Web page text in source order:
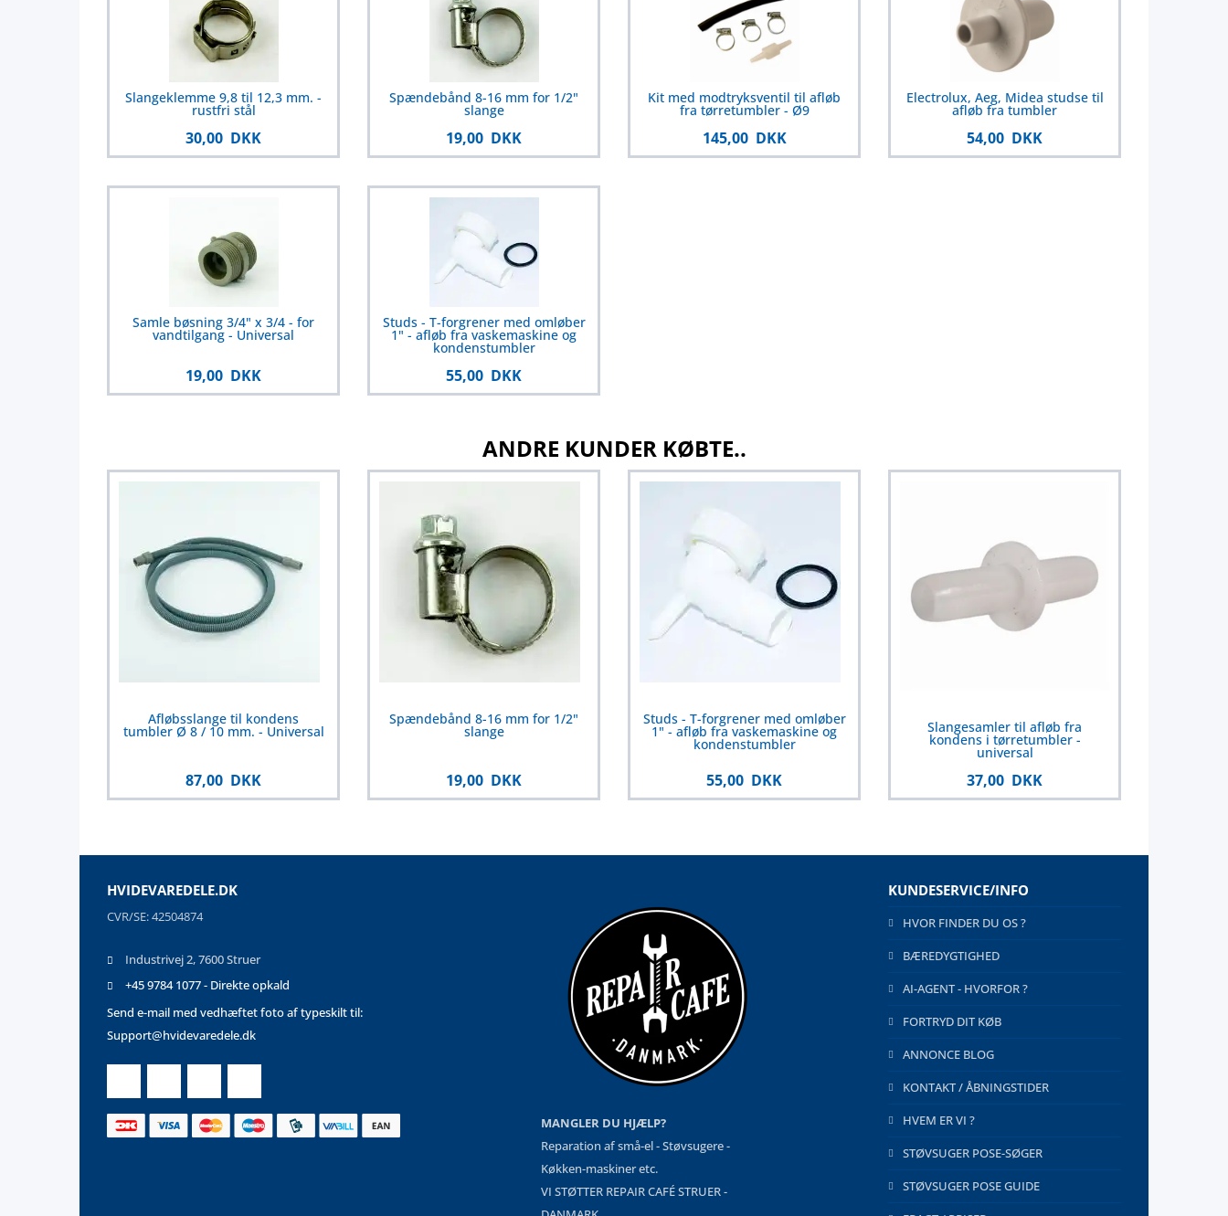
Slangeklemme 9,8 til 12,3 mm. -
rustfri stål
30,00 DKK
Spændebånd 8-16 mm for 1/2"
slange
19,00 DKK
Kit med modtryksventil til afløb
fra tørretumbler - Ø9
145,00 DKK
Electrolux, Aeg, Midea studse til
afløb fra tumbler
54,00 DKK
Samle bøsning 3/4" x 3/4 - for
vandtilgang - Universal
19,00 DKK
Studs - T-forgrener med omløber
1" - afløb fra vaskemaskine og
kondenstumbler
55,00 DKK
ANDRE KUNDER KØBTE..
Afløbsslange til kondens
tumbler Ø 8 / 10 mm. - Universal
87,00 DKK
Spændebånd 8-16 mm for 1/2"
slange
19,00 DKK
Studs - T-forgrener med omløber
1" - afløb fra vaskemaskine og
kondenstumbler
55,00 DKK
Slangesamler til afløb fra
kondens i tørretumbler -
universal
37,00 DKK
HVIDEVAREDELE.DK
CVR/SE: 42504874
Industrivej 2, 7600 Struer
+45 9784 1077 - Direkte opkald
Send e-mail med vedhæftet foto af typeskilt til:
Support@hvidevaredele.dk
MANGLER DU HJÆLP?
Reparation af små-el - Støvsugere -
Køkken-maskiner etc.
VI STØTTER REPAIR CAFÉ STRUER -
KUNDESERVICE/INFO
HVOR FINDER DU OS ?
BÆREDYGTIGHED
AI-AGENT - HVORFOR ?
FORTRYD DIT KØB
ANNONCE BLOG
KONTAKT / ÅBNINGSTIDER
HVEM ER VI ?
STØVSUGER POSE-SØGER
STØVSUGER POSE GUIDE